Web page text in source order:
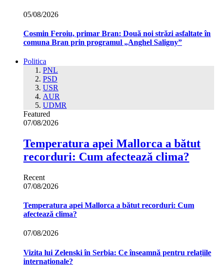
05/08/2026
Cosmin Feroiu, primar Bran: Două noi străzi asfaltate în
comuna Bran prin programul „Anghel Saligny”
Politica
PNL
PSD
USR
AUR
UDMR
Featured
07/08/2026
Temperatura apei Mallorca a bătut
recorduri: Cum afectează clima?
Recent
07/08/2026
Temperatura apei Mallorca a bătut recorduri: Cum
afectează clima?
07/08/2026
Vizita lui Zelenski în Serbia: Ce înseamnă pentru relațiile
internaționale?